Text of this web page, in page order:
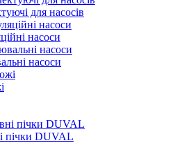
для насосів
насоси
насоси
пічки DUVAL